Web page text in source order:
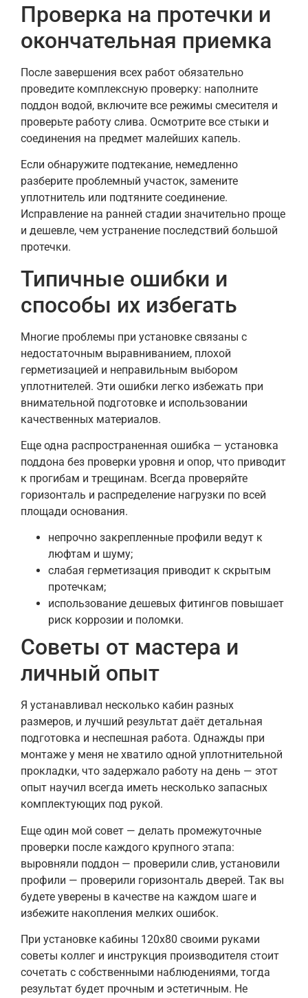
Проверка на протечки и
окончательная приемка
После завершения всех работ обязательно
проведите комплексную проверку: наполните
поддон водой, включите все режимы смесителя и
проверьте работу слива. Осмотрите все стыки и
соединения на предмет малейших капель.
Если обнаружите подтекание, немедленно
разберите проблемный участок, замените
уплотнитель или подтяните соединение.
Исправление на ранней стадии значительно проще
и дешевле, чем устранение последствий большой
протечки.
Типичные ошибки и
способы их избегать
Многие проблемы при установке связаны с
недостаточным выравниванием, плохой
герметизацией и неправильным выбором
уплотнителей. Эти ошибки легко избежать при
внимательной подготовке и использовании
качественных материалов.
Еще одна распространенная ошибка — установка
поддона без проверки уровня и опор, что приводит
к прогибам и трещинам. Всегда проверяйте
горизонталь и распределение нагрузки по всей
площади основания.
непрочно закрепленные профили ведут к
люфтам и шуму;
слабая герметизация приводит к скрытым
протечкам;
использование дешевых фитингов повышает
риск коррозии и поломки.
Советы от мастера и
личный опыт
Я устанавливал несколько кабин разных
размеров, и лучший результат даёт детальная
подготовка и неспешная работа. Однажды при
монтаже у меня не хватило одной уплотнительной
прокладки, что задержало работу на день — этот
опыт научил всегда иметь несколько запасных
комплектующих под рукой.
Еще один мой совет — делать промежуточные
проверки после каждого крупного этапа:
выровняли поддон — проверили слив, установили
профили — проверили горизонталь дверей. Так вы
будете уверены в качестве на каждом шаге и
избежите накопления мелких ошибок.
При установке кабины 120х80 своими руками
советы коллег и инструкция производителя стоит
сочетать с собственными наблюдениями, тогда
результат будет прочным и эстетичным. Не